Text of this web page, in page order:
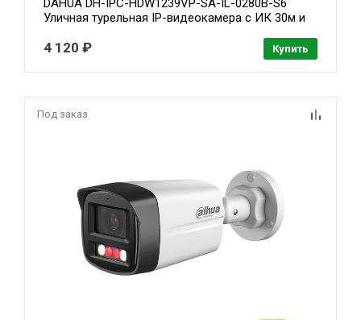
DAHUA DH-IPC-HDW1239VP-SA-IL-0280B-S6
Уличная турельная IP-видеокамера с ИК 30м и
обнаружение людей IP67; металл, пластик
4 120 ₽ Купить
Под заказ